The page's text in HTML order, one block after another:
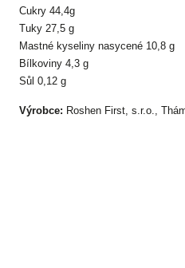
Cukry 44,4g
Tuky 27,5 g
Mastné kyseliny nasycené 10,8 g
Bílkoviny 4,3 g
Sůl 0,12 g
Výrobce: Roshen First, s.r.o.,